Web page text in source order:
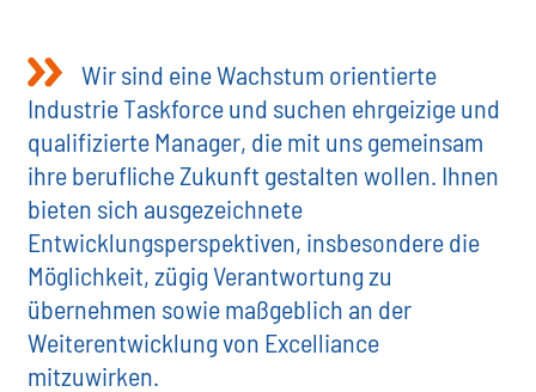
Wir sind eine Wachstum orientierte
Industrie Taskforce und suchen ehrgeizige und
qualifizierte Manager, die mit uns gemeinsam
ihre berufliche Zukunft gestalten wollen. Ihnen
bieten sich ausgezeichnete
Entwicklungsperspektiven, insbesondere die
Möglichkeit, zügig Verantwortung zu
übernehmen sowie maßgeblich an der
Weiterentwicklung von Excelliance
mitzuwirken.